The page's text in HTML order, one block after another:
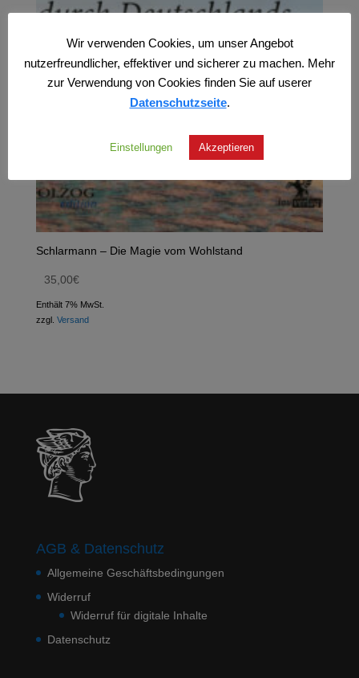
Schlarmann – Die Magie vom Wohlstand
35,00€
Enthält 7% MwSt.
zzgl. Versand
AGB & Datenschutz
Allgemeine Geschäftsbedingungen
Widerruf
Widerruf für digitale Inhalte
Datenschutz
Wir verwenden Cookies, um unser Angebot
nutzerfreundlicher, effektiver und sicherer zu machen. Mehr
zur Verwendung von Cookies finden Sie auf userer
Datenschutzseite.
Einstellungen Akzeptieren